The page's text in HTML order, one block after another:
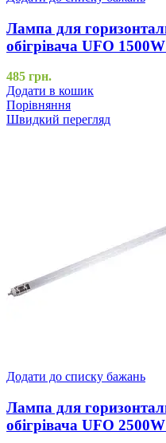
Лампа для
обігрівача UFO
485 грн.
Додати в кошик
Порівняння
Швидкий перегляд
Додати до списку бажань
Лампа для
обігрівача UFO